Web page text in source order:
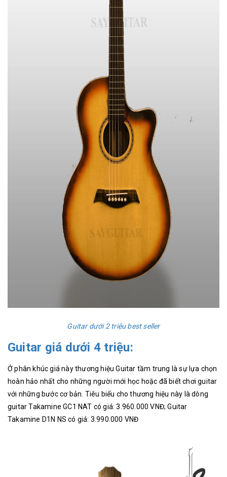
Guitar dưới 2 triệu best seller
Guitar giá dưới 4 triệu:
Ở phân khúc giá này thương hiệu Guitar tầm trung là sự lựa chọn
hoàn hảo nhất cho những người mới học hoặc đã biết chơi guitar
với những bước cơ bản. Tiêu biểu cho thương hiệu này là dòng
guitar Takamine GC1 NAT có giá: 3.960.000 VNĐ; Guitar
Takamine D1N NS có giá: 3.990.000 VNĐ